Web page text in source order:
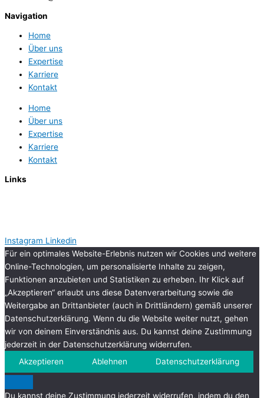
Navigation
Home
Über uns
Expertise
Karriere
Kontakt
Home
Über uns
Expertise
Karriere
Kontakt
Links
Instagram Linkedin
Für ein optimales Website-Erlebnis nutzen wir Cookies und weitere
Online-Technologien, um personalisierte Inhalte zu zeigen,
Funktionen anzubieten und Statistiken zu erheben. Ihr Klick auf
„Akzeptieren“ erlaubt uns diese Datenverarbeitung sowie die
Weitergabe an Drittanbieter (auch in Drittländern) gemäß unserer
Datenschutzerklärung. Wenn du die Website weiter nutzt, gehen
wir von deinem Einverständnis aus. Du kannst deine Zustimmung
jederzeit in der Datenschutzerklärung widerrufen.
Akzeptieren
Ablehnen Datenschutzerklärung
Du kannst deine Zustimmung jederzeit widerrufen, indem du den